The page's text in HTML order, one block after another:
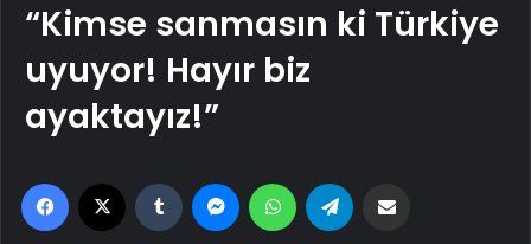
“Kimse sanmasın ki Türkiye
uyuyor! Hayır biz
ayaktayız!”
Facebook Tumblr MessengerWhatsApp